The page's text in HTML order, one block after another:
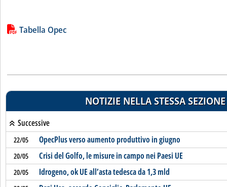
Lista allegati PDF alla notizia
Tabella Opec
NOTIZIE NELLA STESSA SEZIONE
Successive
22/05 OpecPlus verso aumento produttivo in giugno
20/05 Crisi del Golfo, le misure in campo nei Paesi UE
20/05 Idrogeno, ok UE all’asta tedesca da 1,3 mld